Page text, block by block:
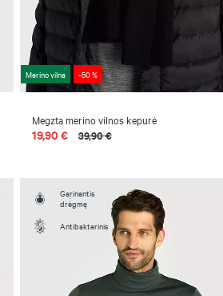
Merino vilna -50 %
Megzta merino vilnos kepurė
19,90 € 39,90 €
Garinantis
drėgmę
Antibakterinis